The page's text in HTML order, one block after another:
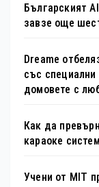
Българският
завзе още
Dreame
със
домовете с
Как да
караоке
Учени от MIT